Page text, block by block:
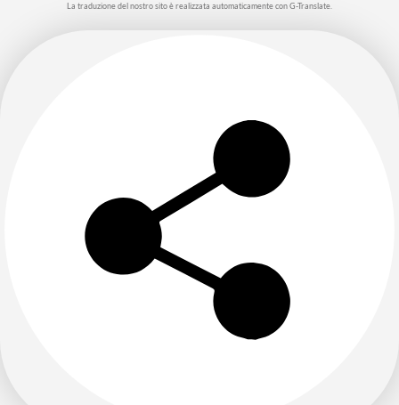
La traduzione del nostro sito è realizzata automaticamente con G-Translate.